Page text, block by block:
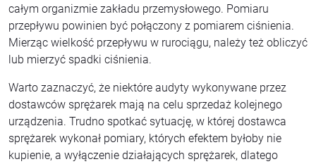
całym organizmie zakładu przemysłowego. Pomiaru
przepływu powinien być połączony z pomiarem ciśnienia.
Mierząc wielkość przepływu w rurociągu, należy też obliczyć
lub mierzyć spadki ciśnienia.
Warto zaznaczyć, że niektóre audyty wykonywane przez
dostawców sprężarek mają na celu sprzedaż kolejnego
urządzenia. Trudno spotkać sytuację, w której dostawca
sprężarek wykonał pomiary, których efektem byłoby nie
kupienie, a wyłączenie działających sprężarek, dlatego